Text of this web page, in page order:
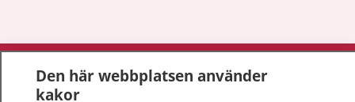
Den här webbplatsen använder
kakor